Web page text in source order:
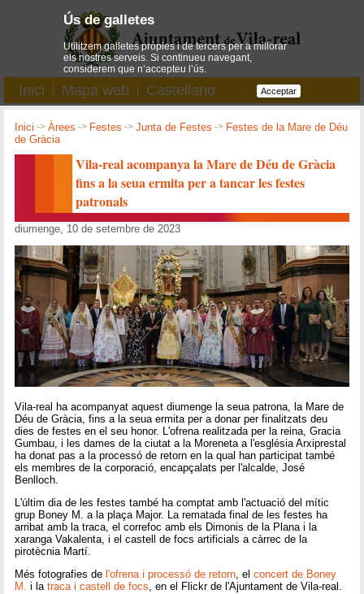
Inici Mapa web Castellano
Inici ->Àrees -> Festes ->Junta de Festes -> Festes de la Mare de Déu
de Gràcia
Vila-real acompanya la Mare de Déu de Gràcia
fins a la seua ermita per a tancar les festes
patronals
diumenge, 10 de setembre de 2023
Vila-real ha acompanyat aquest diumenge la seua patrona, la Mare de
Déu de Gràcia, fins a la seua ermita per a donar per finalitzats deu
dies de festes en el seu honor. L'ofrena realitzada per la reina, Gracia
Gumbau, i les dames de la ciutat a la Moreneta a l'església Arxiprestal
ha donat pas a la processó de retorn en la qual han participat també
els membres de la corporació, encapçalats per l'alcalde, José
Benlloch.
L'últim dia de les festes també ha comptat amb l'actuació del mític
grup Boney M. a la plaça Major. La rematada final de les festes ha
arribat amb la traca, el correfoc amb els Dimonis de la Plana i la
xaranga Vakalenta, i el castell de focs artificials a càrrec de la
pirotècnia Martí.
Més fotografies de l'ofrena i processó de retorn, elconcert de Boney
M. i latraca i castell de focs, en el Flickr de l'Ajuntament de Vila-real.
Ús de galletes
Utilitzem galletes pròpies i de tercers per a millorar
els nostres serveis. Si continueu navegant,
considerem que n’accepteu l’ús.
Acceptar